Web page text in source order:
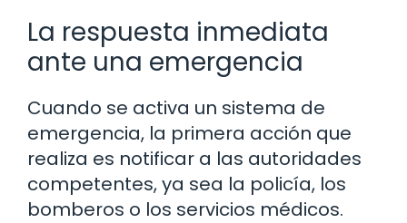
La respuesta inmediata
ante una emergencia
Cuando se activa un sistema de
emergencia, la primera acción que
realiza es notificar a las autoridades
competentes, ya sea la policía, los
bomberos o los servicios médicos.